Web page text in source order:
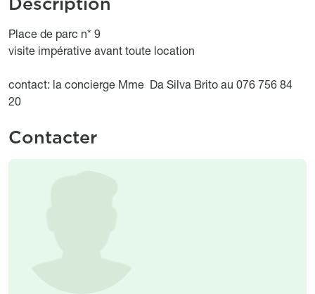
Object description
Place de parc n* 9
visite impérative avant toute location
contact: la concierge Mme Da Silva Brito au 076 756 84
20
Contacter